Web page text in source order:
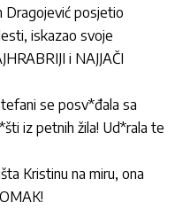
Dragojević posjetio
iskazao svoje
i NAJJAČI
se posv*đala sa
iz petnih žila! Ud*rala te
Kristinu na miru, ona